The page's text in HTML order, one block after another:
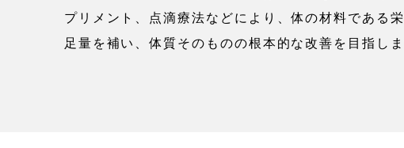
プリメント、点滴療法などにより、体の材料である
足量を補い、体質そのものの根本的な改善を目指しま